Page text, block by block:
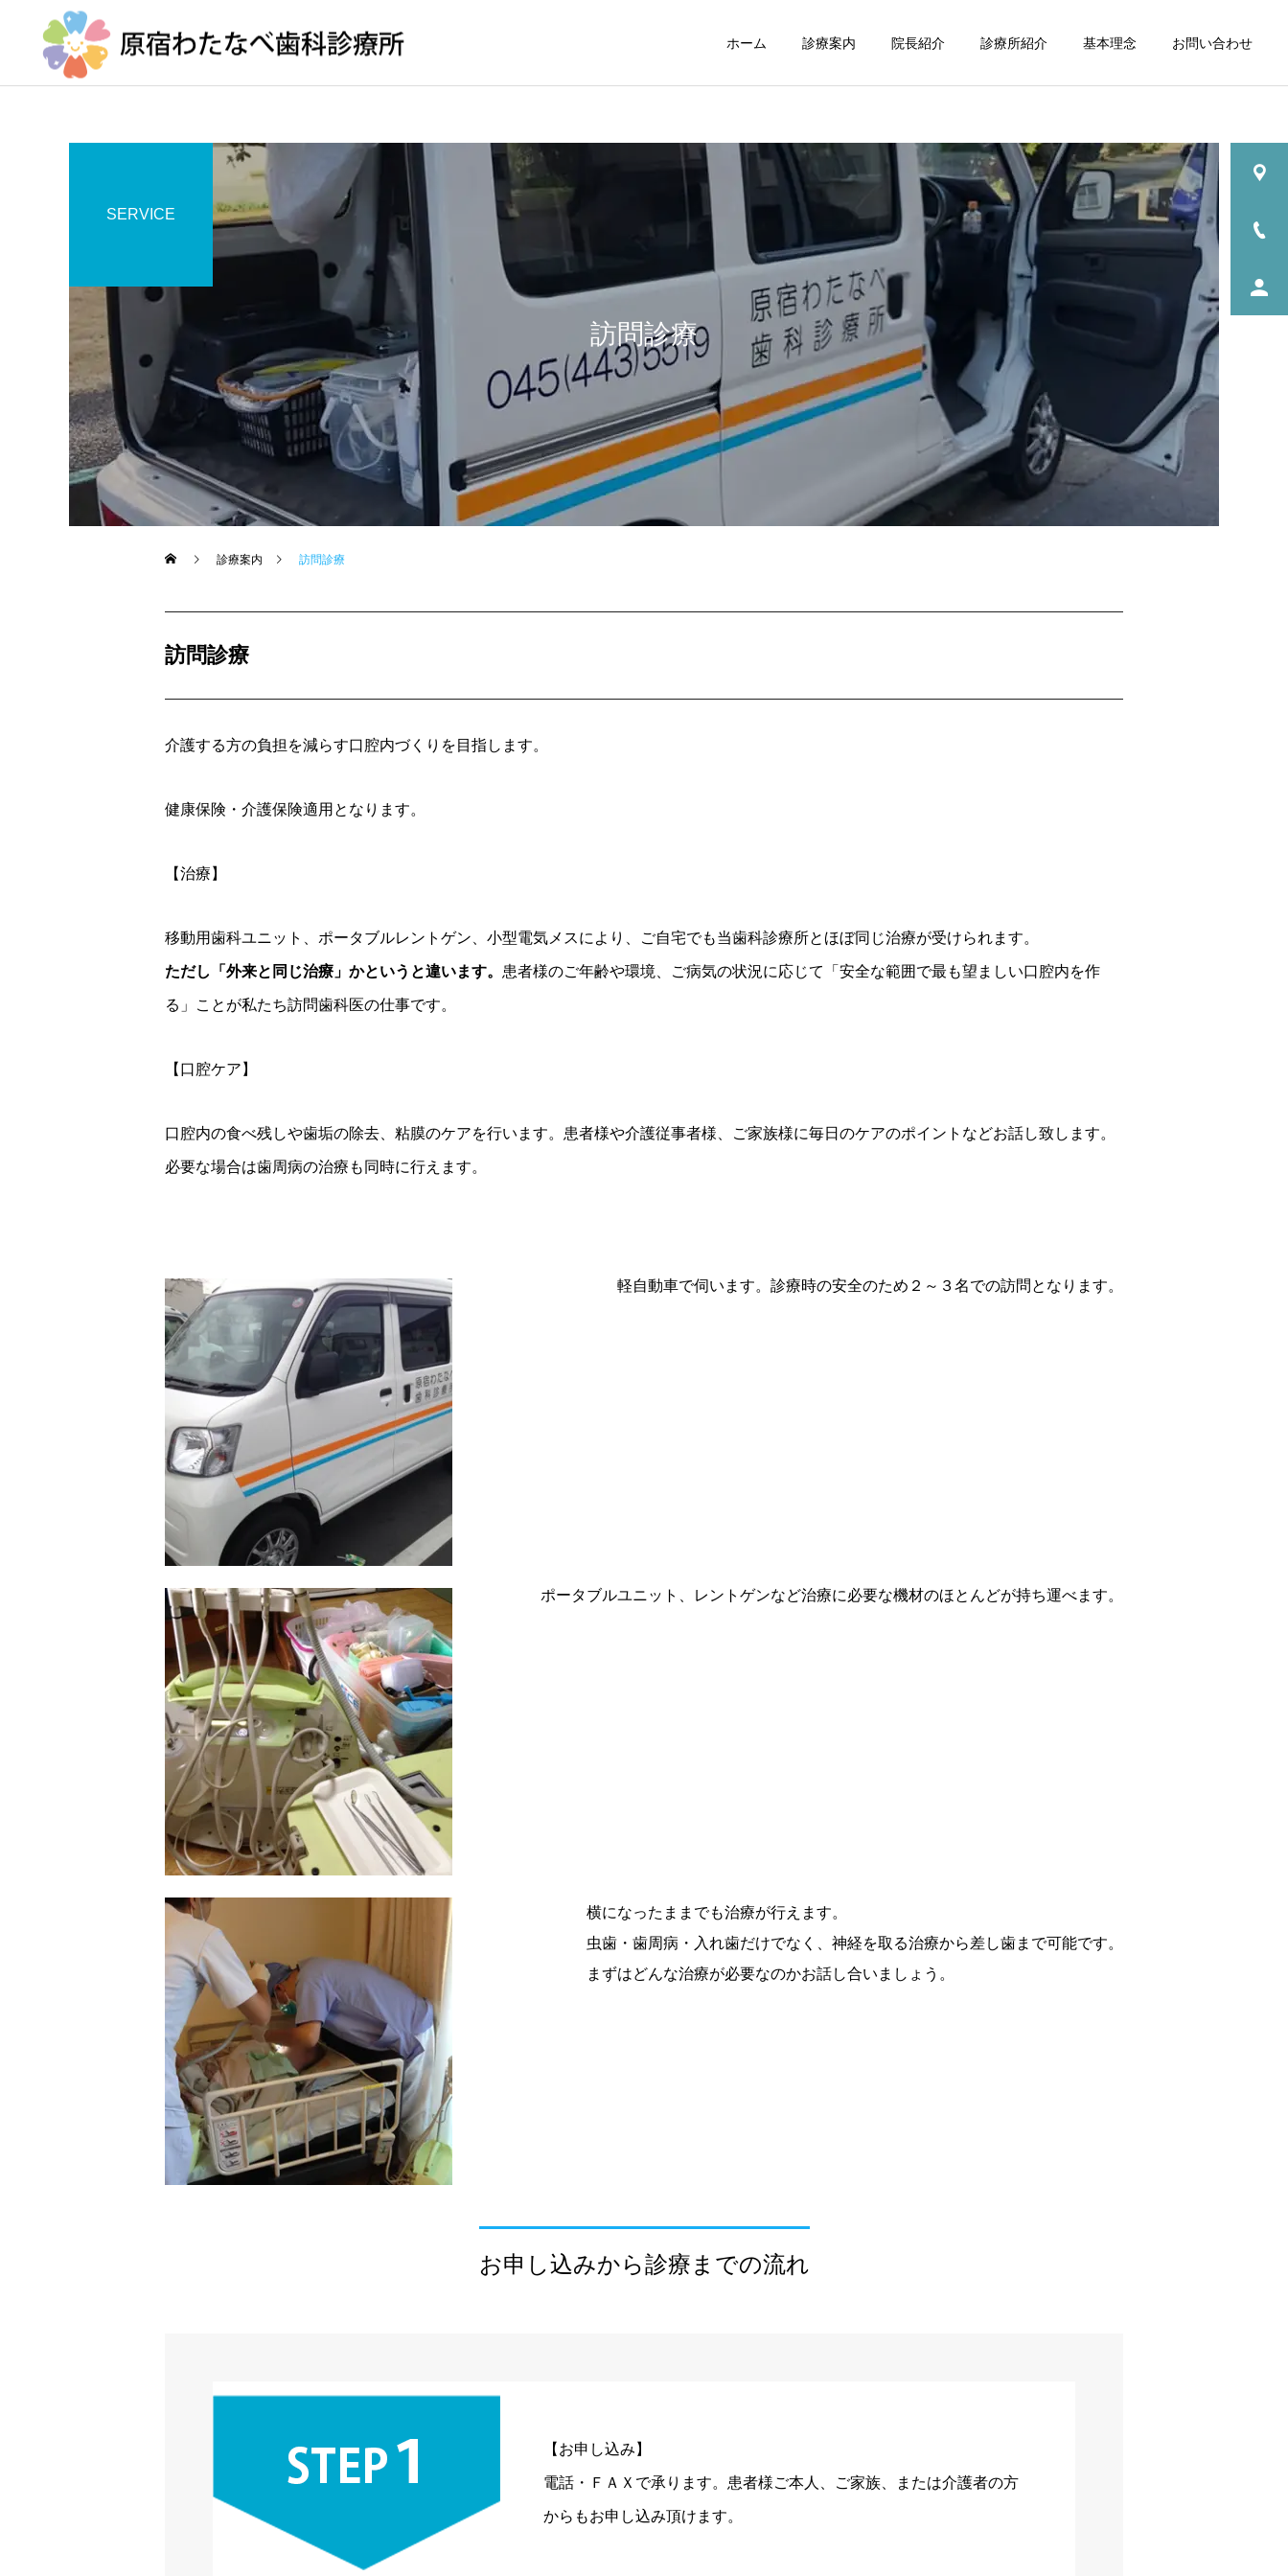
ホーム 診療案内 院長紹介 診療所紹介 基本理念 お問い合わせ
詳細を見る
地域医療連携室 障がい者等診療 摂食嚥下機能療法
口腔ケアとカンジタ症 外来診療訪問診療
SERVICE
診療案内 訪問診療
訪問診療
介護する方の負担を減らす口腔内づくりを目指します。
健康保険・介護保険適用となります。
【治療】
移動用歯科ユニット、ポータブルレントゲン、小型電気メスにより、ご自宅でも当歯科診療所とほぼ同じ治療が受けられます。
ただし「外来と同じ治療」かというと違います。 患者様のご年齢や環境、ご病気の状況に応じて「安全な範囲で最も望ましい口腔内を作
る」ことが私たち訪問歯科医の仕事です。
【口腔ケア】
口腔内の食べ残しや歯垢の除去、粘膜のケアを行います。患者様や介護従事者様、ご家族様に毎日のケアのポイントなどお話し致します。
必要な場合は歯周病の治療も同時に行えます。
軽自動車で伺います。診療時の安全のため２～３名での訪問となります。
ポータブルユニット、レントゲンなど治療に必要な機材のほとんどが持ち運べます。
横になったままでも治療が行えます。
虫歯・歯周病・入れ歯だけでなく、神経を取る治療から差し歯まで可能です。
まずはどんな治療が必要なのかお話し合いましょう。
お申し込みから診療までの流れ
【お申し込み】
電話・ＦＡＸで承ります。患者様ご本人、ご家族、または介護者の方
からもお申し込み頂けます。